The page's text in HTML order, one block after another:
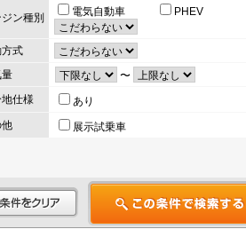
ン種別 電気自動車 PHEV
式
〜
仕様
あり
他
展示試乗車